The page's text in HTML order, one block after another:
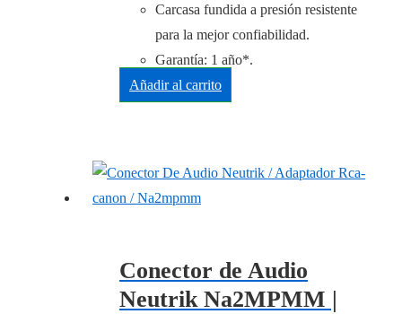
Carcasa fundida a presión resistente
para la mejor confiabilidad.
Garantía: 1 año*.
Añadir al carrito
Conector de Audio
Neutrik Na2MPMM |